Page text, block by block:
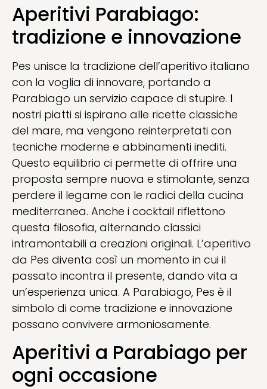
Aperitivi Parabiago:
tradizione e innovazione
Pes unisce la tradizione dell’aperitivo italiano
con la voglia di innovare, portando a
Parabiago un servizio capace di stupire. I
nostri piatti si ispirano alle ricette classiche
del mare, ma vengono reinterpretati con
tecniche moderne e abbinamenti inediti.
Questo equilibrio ci permette di offrire una
proposta sempre nuova e stimolante, senza
perdere il legame con le radici della cucina
mediterranea. Anche i cocktail riflettono
questa filosofia, alternando classici
intramontabili a creazioni originali. L’aperitivo
da Pes diventa così un momento in cui il
passato incontra il presente, dando vita a
un’esperienza unica. A Parabiago, Pes è il
simbolo di come tradizione e innovazione
possano convivere armoniosamente.
Aperitivi a Parabiago per
ogni occasione